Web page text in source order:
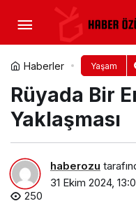
Haberler Yaşam
Rüyada Bir
Yaklaşması​
haberozu
31 Ekim 2024,
250
Koşmak​Yorum Yap